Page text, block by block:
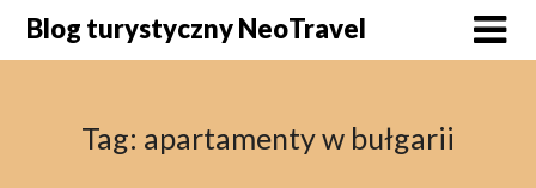
SkipBlog turystyczny NeoTravel
Tag: apartamenty w bułgarii